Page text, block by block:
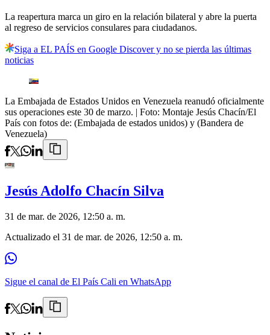
La reapertura marca un giro en la relación bilateral y abre la puerta
al regreso de servicios consulares para ciudadanos.
Siga a EL PAÍS en Google Discover y no se pierda las últimas
noticias
La Embajada de Estados Unidos en Venezuela reanudó oficialmente
sus operaciones este 30 de marzo. | Foto: Montaje Jesús Chacín/El
País con fotos de: (Embajada de estados unidos) y (Bandera de
Venezuela)
Jesús Adolfo Chacín Silva
31 de mar. de 2026, 12:50 a. m.
Actualizado el 31 de mar. de 2026, 12:50 a. m.
Sigue el canal de El País Cali en WhatsApp